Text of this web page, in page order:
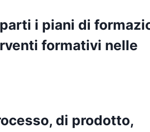
i piani di
formativi nelle
di prodotto,